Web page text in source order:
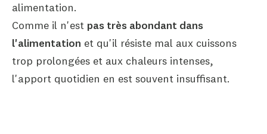
alimentation.
Comme il n'est pas très abondant dans
l'alimentation et qu'il résiste mal aux cuissons
trop prolongées et aux chaleurs intenses,
l'apport quotidien en est souvent insuffisant.